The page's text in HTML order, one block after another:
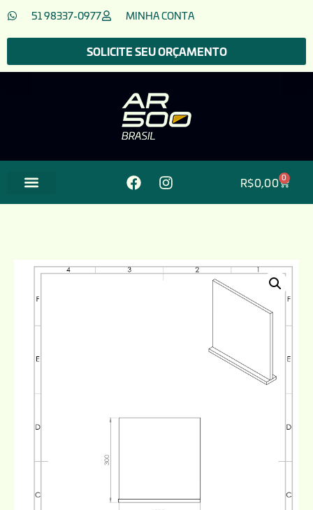
51 98337-0977 MINHA CONTA
SOLICITE SEU ORÇAMENTO
R$0,00 0